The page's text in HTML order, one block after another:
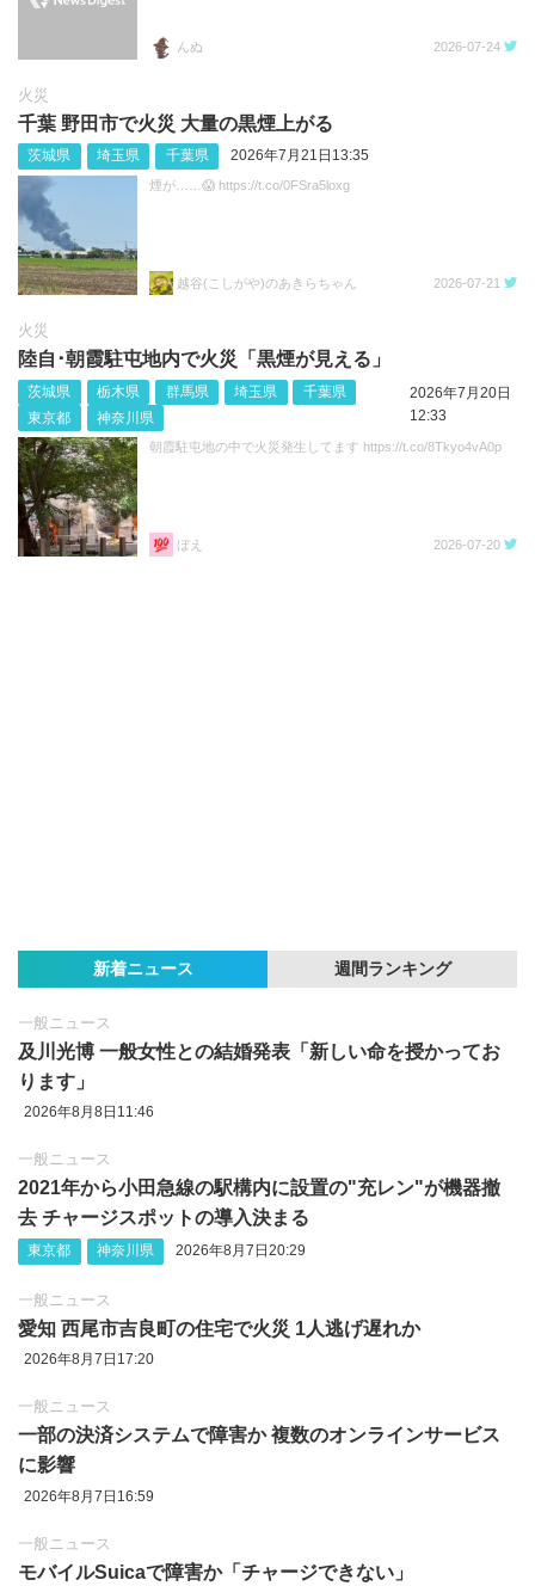
んぬ 2026-07-24
火災
千葉 野田市で火災 大量の黒煙上がる
茨城県 埼玉県 千葉県 2026年7月21日13:35
煙が……😱 https://t.co/0FSra5loxg
越谷(こしがや)のあきらちゃん 2026-07-21
火災
陸自･朝霞駐屯地内で火災「黒煙が見える」
茨城県 栃木県 群馬県 埼玉県
千葉県
東京都
神奈川県
2026年7月20日
12:33
朝霞駐屯地の中で火災発生してます https://t.co/8Tkyo4vA0p
ぼえ 2026-07-20
新着ニュース 週間ランキング
一般ニュース
及川光博 一般女性との結婚発表「新しい命を授かってお
ります」
2026年8月8日11:46
一般ニュース
2021年から小田急線の駅構内に設置の"充レン"が機器撤
去 チャージスポットの導入決まる
東京都 神奈川県 2026年8月7日20:29
一般ニュース
愛知 西尾市吉良町の住宅で火災 1人逃げ遅れか
2026年8月7日17:20
一般ニュース
一部の決済システムで障害か 複数のオンラインサービス
に影響
2026年8月7日16:59
一般ニュース
モバイルSuicaで障害か「チャージできない」